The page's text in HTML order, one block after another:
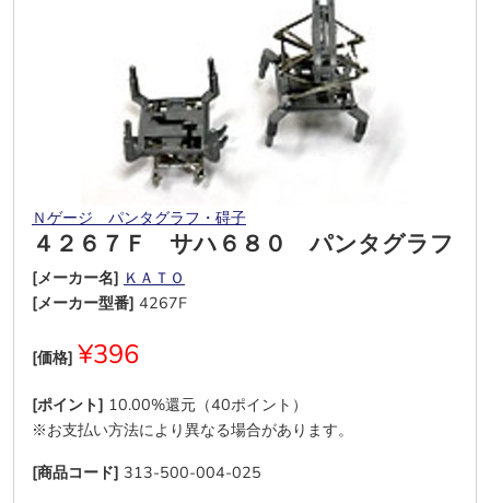
Ｎゲージ パンタグラフ・碍子
４２６７Ｆ サハ６８０ パンタグラフ
[メーカー名] ＫＡＴＯ
[メーカー型番] 4267F
[価格] ¥396
[ポイント] 10.00%還元（40ポイント）
※お支払い方法により異なる場合があります。
[商品コード] 313-500-004-025